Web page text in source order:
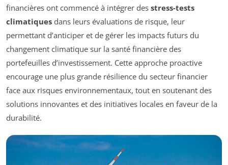
financières ont commencé à intégrer des stress-tests
climatiques dans leurs évaluations de risque, leur
permettant d’anticiper et de gérer les impacts futurs du
changement climatique sur la santé financière des
portefeuilles d’investissement. Cette approche proactive
encourage une plus grande résilience du secteur financier
face aux risques environnementaux, tout en soutenant des
solutions innovantes et des initiatives locales en faveur de la
durabilité.